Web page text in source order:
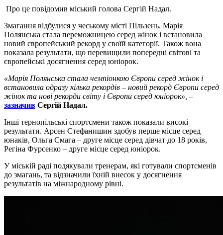
Про це повідомив міський голова Сергій Надал.
Змагання відбулися у чеському місті Пільзень. Марія
Полянська стала переможницею серед жінок і встановила
новий європейський рекорд у своїй категорії. Також вона
показала результати, що перевищили попередні світові та
європейські досягнення серед юніорок.
«Марія Полянська стала чемпіонкою Європи серед жінок і
встановила одразу кілька рекордів – новий рекорд Європи серед
жінок та нові рекорди світу і Європи серед юніорок», –
зазначив Сергій Надал.
Інші тернопільські спортсмени також показали високі
результати. Арсен Стефанишин здобув перше місце серед
юнаків, Ольга Смага – друге місце серед дівчат до 18 років,
Регіна Фурсенко – друге місце серед юніорок.
У міській раді подякували тренерам, які готували спортсменів
до змагань, та відзначили їхній внесок у досягнення
результатів на міжнародному рівні.